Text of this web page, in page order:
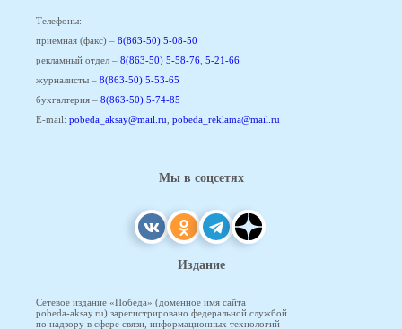
Телефоны:
приемная (факс) – 8(863-50) 5-08-50
рекламный отдел – 8(863-50) 5-58-76 5-21-66
журналисты – 8(863-50) 5-53-65
бухгалтерия – 8(863-50) 5-74-85
E-mail: pobeda_aksay@mail.ru pobeda_reklama@mail.ru
Мы в соцсетях
Издание
Сетевое издание «Победа» (доменное имя сайта
pobeda-aksay.ru) зарегистрировано федеральной службой
по надзору в сфере связи, информационных технологий